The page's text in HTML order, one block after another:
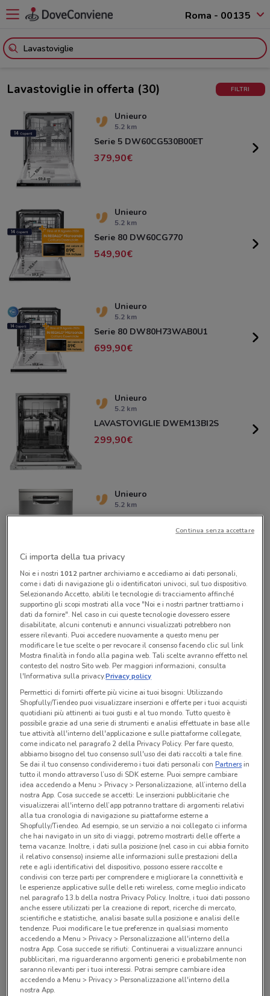
Roma - 00135
Lavastoviglie in offerta (30) FILTRI
Unieuro
5.2 km
Serie 5 DW60CG530B00ET
379,90
Unieuro
5.2 km
Serie 80 DW60CG770
549,90
Unieuro
5.2 km
Serie 80 DW80H73WAB0U1
699,90
Unieuro
5.2 km
LAVASTOVIGLIE DWEM13BI2S
299,90
Unieuro
5.2 km
LAVASTOVIGLIE SMS4HMI08E
Prodotti consigliati
Grandi elettrodomestici
Lavastoviglie da incasso
Lavastoviglie Bosch
Unieuro
5.2 km
LAVASTOVIGLIE DWEM13L2S
299,90
Unieuro
5.2 km
LAVASTOVIGLIE HA4IUFD14B
369,90
Unieuro
5.2 km
LAVASTOVIGLIE CIP3E7L0W
269,90
Unieuro
Ci importa della tua privacy
Noi e i nostri 1012partner archiviamo e accediamo ai dati personali,
come i dati di navigazione gli o identificatori univoci, sul tuo dispositivo.
Selezionando Accetto, abiliti le tecnologie di tracciamento affinché
supportino gli scopi mostrati alla voce "Noi e i nostri partner trattiamo i
dati da fornire". Nel caso in cui queste tecnologie dovessero essere
disabilitate, alcuni contenuti e annunci visualizzati potrebbero non
essere rilevanti. Puoi accedere nuovamente a questo menu per
modificare le tue scelte o per revocare il consenso facendo clic sul link
Mostra finalità in fondo alla pagina web. Tali scelte avranno effetto nel
contesto del nostro Sito web. Per maggiori informazioni, consulta
l'Informativa sulla privacy.Privacy policy
Permettici di fornirti offerte più vicine ai tuoi bisogni: Utilizzando
Shopfully/Tiendeo puoi visualizzare inserzioni e offerte per i tuoi acquisti
quotidiani più attinenti ai tuoi gusti e al tuo mondo. Tutto questo è
possibile grazie ad una serie di strumenti e analisi effettuate in base alle
tue attività all'interno dell'applicazione e sulle piattaforme collegate,
come indicato nel paragrafo 2 della Privacy Policy. Per fare questo,
abbiamo bisogno del tuo consenso sull'uso dei dati raccolti a tale fine.
Se dai il tuo consenso condivideremo i tuoi dati personali conPartnersin
tutto il mondo attraverso l’uso di SDK esterne. Puoi sempre cambiare
idea accedendo a Menu > Privacy > Personalizzazione, all’interno della
nostra App. Cosa succede se accetti: Le inserzioni pubblicitarie che
visualizzerai all'interno dell’app potranno trattare di argomenti relativi
alla tua cronologia di navigazione su piattaforme esterne a
Shopfully/Tiendeo. Ad esempio, se un servizio a noi collegato ci informa
che hai navigato in un sito di viaggi, potremo mostrarti delle offerte a
tema vacanze. Inoltre, i dati sulla posizione (nel caso in cui abbia fornito
il relativo consenso) insieme alle informazioni sulle prestazioni della
rete e agli identificativi del dispositivo, possono essere raccolte e
condivisi con terze parti per comprendere e migliorare la connettività e
le esperienze applicative sulle delle reti wireless, come meglio indicato
nel paragrafo 13.b della nostra Privacy Policy. Inoltre, i tuoi dati possono
anche essere utilizzati per la creazione di report, ricerche di mercato,
scientifiche e statistiche, analisi basate sulla posizione e analisi delle
tendenze. Puoi modificare le tue preferenze in qualsiasi momento
accedendo a Menu > Privacy > Personalizzazione all'interno della
nostra App. Cosa succede se rifiuti: Continuerai a visualizzare annunci
pubblicitari, ma riguarderanno argomenti generici e probabilmente non
saranno rilevanti per i tuoi interessi. Potrai sempre cambiare idea
accedendo a Menu > Privacy > Personalizzazione all'interno della
nostra App.
Continua senza accettare